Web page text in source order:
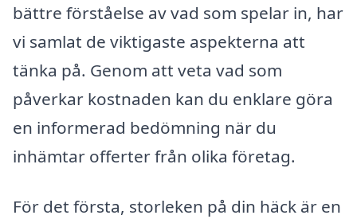
bättre förståelse av vad som spelar in, har
vi samlat de viktigaste aspekterna att
tänka på. Genom att veta vad som
påverkar kostnaden kan du enklare göra
en informerad bedömning när du
inhämtar offerter från olika företag.
För det första, storleken på din häck är en